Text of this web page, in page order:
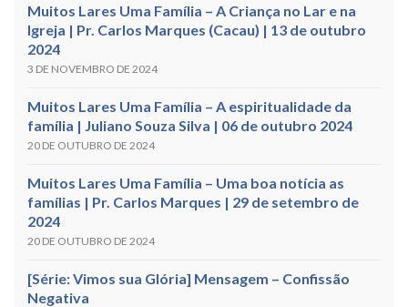
Muitos Lares Uma Família – A Criança no Lar e na
Igreja | Pr. Carlos Marques (Cacau) | 13 de outubro
2024
3 DE NOVEMBRO DE 2024
Muitos Lares Uma Família – A espiritualidade da
família | Juliano Souza Silva | 06 de outubro 2024
20 DE OUTUBRO DE 2024
Muitos Lares Uma Família – Uma boa notícia as
famílias | Pr. Carlos Marques | 29 de setembro de
2024
20 DE OUTUBRO DE 2024
[Série: Vimos sua Glória] Mensagem – Confissão
Negativa